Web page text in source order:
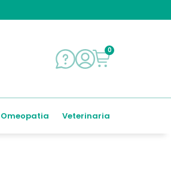
0
Omeopatia Veterinaria